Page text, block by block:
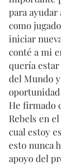
para
como
iniciar
conté a mi
quería estar
del Mundo
He firmado
Rebels en
cual estoy
esto nunca
apoyo del